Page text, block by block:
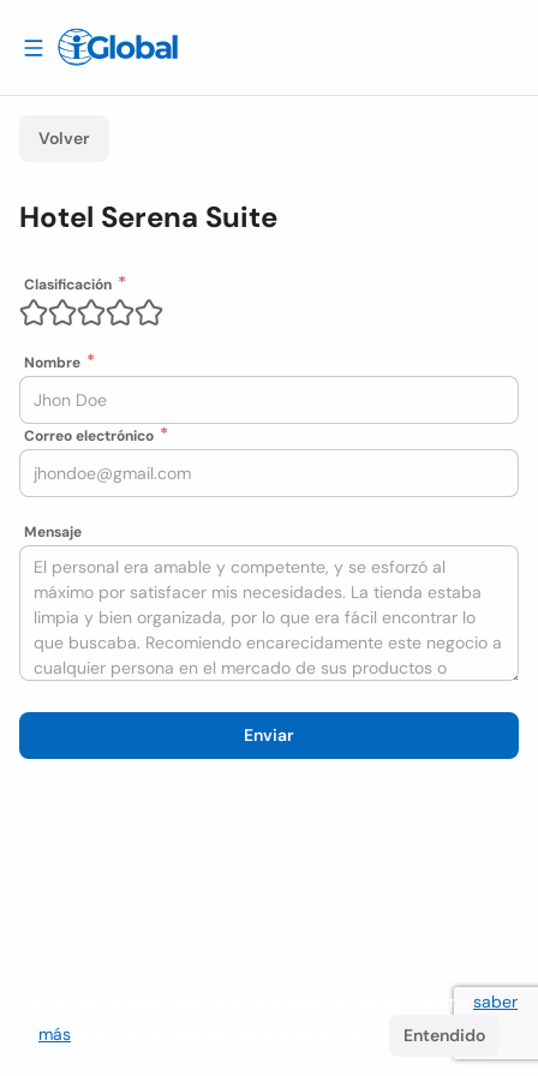
Volver
Hotel Serena Suite
Clasificación
Nombre
Correo electrónico
Mensaje
Enviar
Utilizamos cookies para mejorar la experiencia del usuario saber
más
Entendido